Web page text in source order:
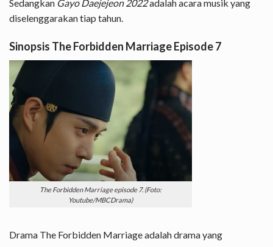
Sedangkan Gayo Daejejeon 2022adalah acara musik yang
diselenggarakan tiap tahun.
Sinopsis The Forbidden Marriage Episode 7
The Forbidden Marriage episode 7. (Foto:
Youtube/MBCDrama)
Drama The Forbidden Marriage adalah drama yang